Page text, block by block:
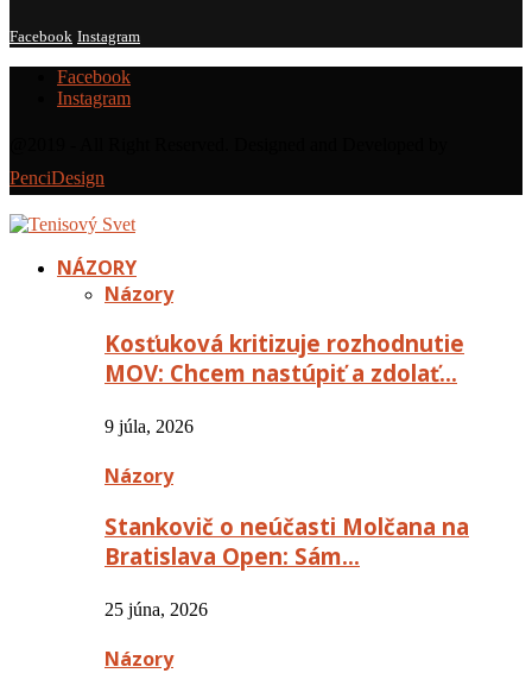
Facebook Instagram
Facebook
Instagram
PenciDesign
NÁZORY
Názory
Kosťuková kritizuje rozhodnutie
MOV: Chcem nastúpiť a zdolať…
9 júla, 2026
Názory
Stankovič o neúčasti Molčana na
Bratislava Open: Sám…
25 júna, 2026
Názory